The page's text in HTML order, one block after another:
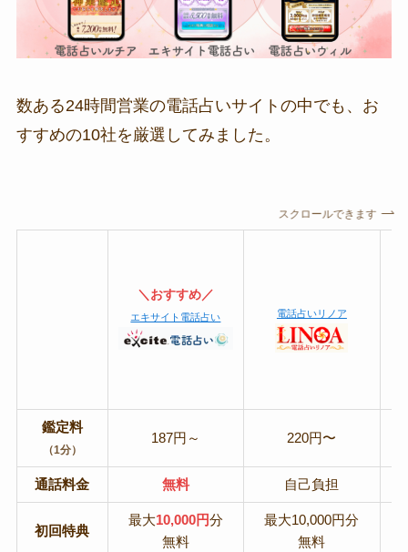
数ある24時間営業の電話占いサイトの中でも、お
すすめの10社を厳選してみました。
スクロールできます
＼おすすめ／
エキサイト電話占い 電話占いリノア
鑑定料
（1分）
187円～ 220円〜
通話料金 無料 自己負担
初回特典
最大10,000円分
無料
最大10,000円分
無料